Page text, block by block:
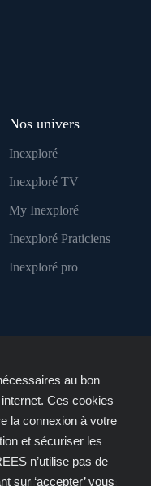
Nos univers
Inexploré
Inexploré TV
My Inexploré
Inexploré Praticiens
Inexploré pro
au bon
Ces cookies
la connexion à votre
et sécuriser les
n’utilise pas de
sur ‘accepter’ vous